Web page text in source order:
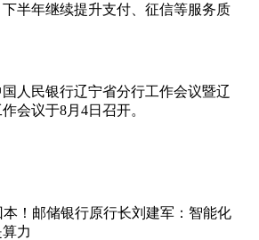
半年继续提升支付、征信等服务质
国人民银行辽宁省分行工作会议暨辽
会议于8月4日召开。
！邮储银行原行长刘建军：智能化
力